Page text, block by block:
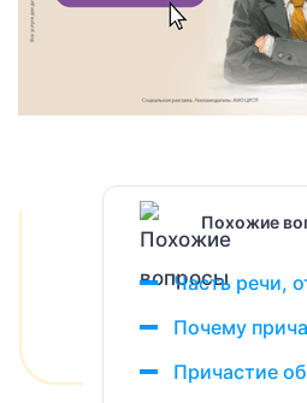
Похожие
Часть речи,
Почему
Причастие